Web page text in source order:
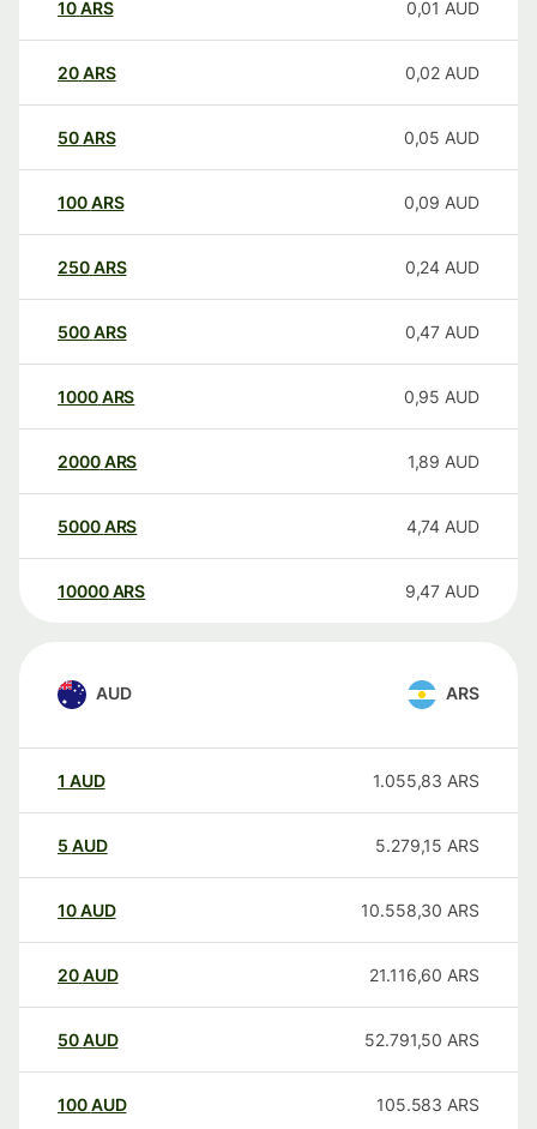
10ARS 0,01 AUD
20ARS 0,02 AUD
50ARS 0,05 AUD
100ARS 0,09 AUD
250ARS 0,24 AUD
500ARS 0,47 AUD
1000ARS 0,95 AUD
2000ARS 1,89 AUD
5000ARS 4,74 AUD
10000 ARS 9,47 AUD
AUD ARS
1 AUD 1.055,83 ARS
5 AUD 5.279,15 ARS
10AUD 10.558,30 ARS
20AUD 21.116,60 ARS
50AUD 52.791,50 ARS
100AUD 105.583 ARS